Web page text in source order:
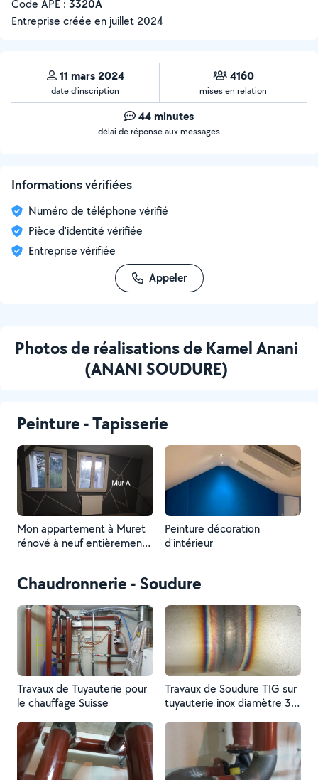
Code APE : 3320A
Entreprise créée en juillet 2024
11 mars 2024
date d’inscription
4160
mises en relation
44 minutes
délai de réponse aux messages
Informations vérifiées
Numéro de téléphone vérifié
Pièce d'identité vérifiée
Entreprise vérifiée
Appeler
Photos de réalisations de Kamel Anani
(ANANI SOUDURE)
Peinture - Tapisserie
Mon appartement à Muret
rénové à neuf entièrement
Peinture décoration
d'intérieur
Chaudronnerie - Soudure
Travaux de Tuyauterie pour
le chauffage Suisse
Travaux de Soudure TIG sur
tuyauterie inox diamètre 3"